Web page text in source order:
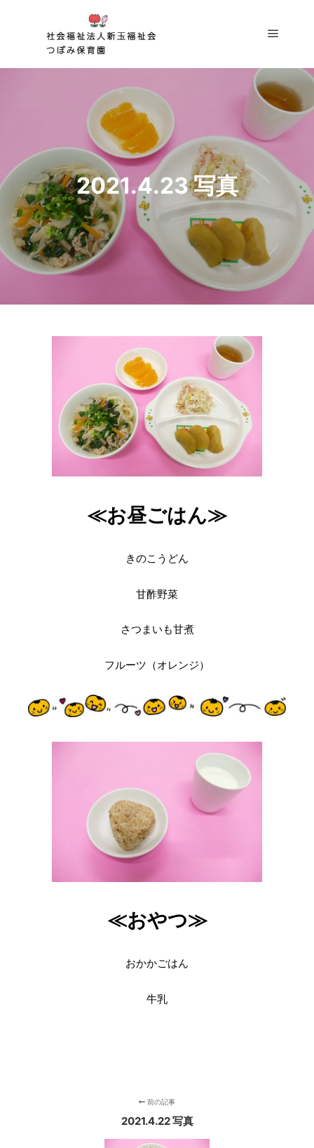
2021.4.23 写真
≪お昼ごはん≫
きのこうどん
甘酢野菜
さつまいも甘煮
フルーツ（オレンジ）
≪おやつ≫
おかかごはん
牛乳
前の記事
2021.4.22 写真